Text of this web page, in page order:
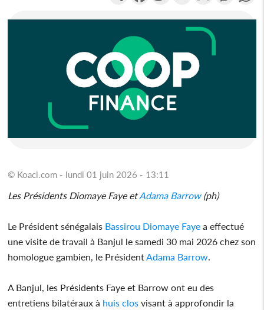
© Koaci.com - lundi 01 juin 2026 - 13:11
Les Présidents Diomaye Faye etAdama Barrow(ph)
Le Président sénégalais Bassirou Diomaye Faye a effectué
une visite de travail à Banjul le samedi 30 mai 2026 chez son
homologue gambien, le Président Adama Barrow
A Banjul, les Présidents Faye et Barrow ont eu des
entretiens bilatéraux à huis clos visant à approfondir la